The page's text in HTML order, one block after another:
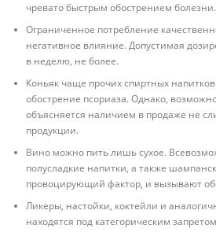
чревато быстрым обострением болезни.
Ограниченное потребление
негативное влияние. Допустимая
в неделю, не более.
Коньяк чаще прочих спиртных
обострение псориаза. Однако,
объясняется наличием в продаже не
продукции.
Вино можно пить лишь сухое.
полусладкие напитки, а также
провоцирующий фактор, и вызывают
Ликеры, настойки, коктейли и
находятся под категорическим